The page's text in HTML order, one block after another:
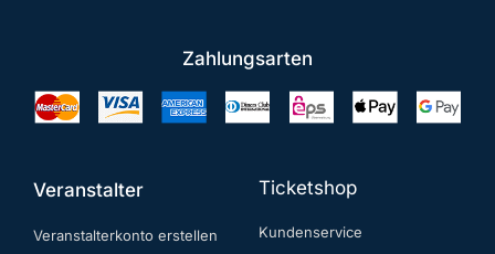
Zahlungsarten
Veranstalter
Veranstalterkonto erstellen
Ticketshop
Kundenservice